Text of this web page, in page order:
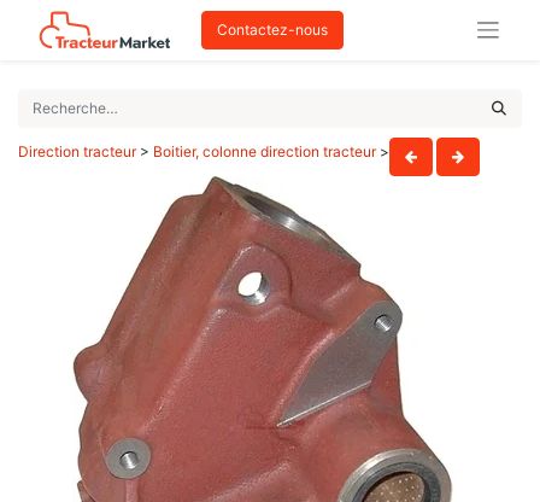
Contactez-nous
Direction tracteur> Boitier, colonne direction tracteur>